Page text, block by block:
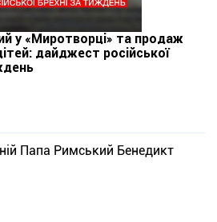
у «Миротворці» та продаж
дайджест російської
Папа Римський Бенедикт